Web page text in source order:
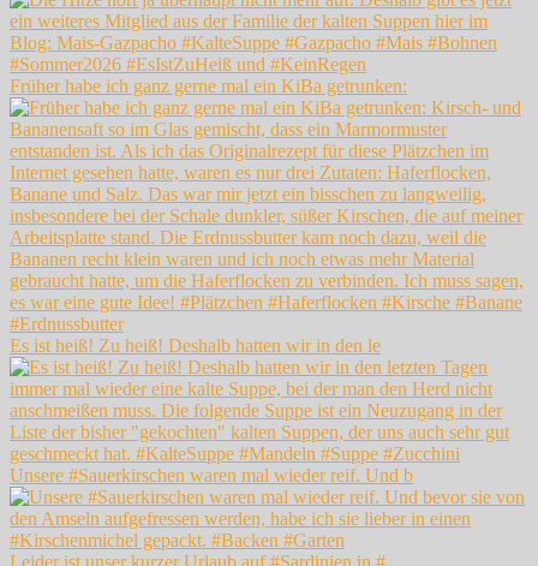
Früher habe ich ganz gerne mal ein KiBa getrunken:
Es ist heiß! Zu heiß! Deshalb hatten wir in den le
Unsere #Sauerkirschen waren mal wieder reif. Und b